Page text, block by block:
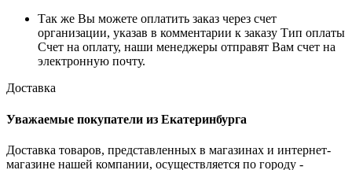
Так же Вы можете оплатить заказ через счет
организации, указав в комментарии к заказу Тип оплаты
Счет на оплату, наши менеджеры отправят Вам счет на
электронную почту.
Доставка
Уважаемые покупатели из Екатеринбурга
Доставка товаров, представленных в магазинах и интернет-
магазине нашей компании, осуществляется по городу -